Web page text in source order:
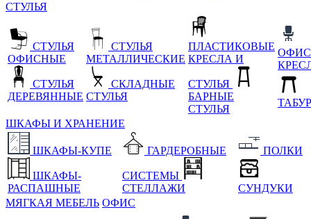
СТУЛЬЯ
СТУЛЬЯ
ОФИСНЫЕ
СТУЛЬЯ
ДЕРЕВЯННЫЕ
СТУЛЬЯ
МЕТАЛЛИЧЕСКИЕ
СКЛАДНЫЕ
СТУЛЬЯ
ПЛАСТИКОВЫЕ
КРЕСЛА И
СТУЛЬЯ
БАРНЫЕ
СТУЛЬЯ
ШКАФЫ И ХРАНЕНИЕ
ШКАФЫ-КУПЕ
ШКАФЫ-
РАСПАШНЫЕ
ГАРДЕРОБНЫЕ
СИСТЕМЫ
СТЕЛЛАЖИ
ПОЛКИ
СУНДУКИ
МЯГКАЯ МЕБЕЛЬ ОФИС